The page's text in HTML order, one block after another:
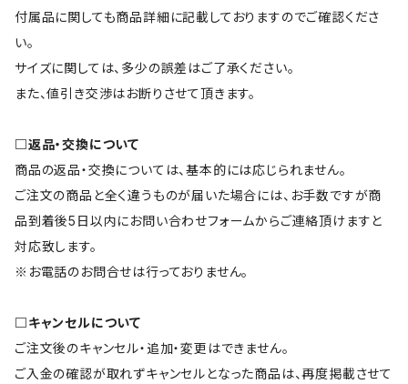
付属品に関しても商品詳細に記載しておりますのでご確認くださ
い。
サイズに関しては、多少の誤差はご了承ください。
また、値引き交渉はお断りさせて頂きます。
□返品・交換について
商品の返品・交換については、基本的には応じられません。
ご注文の商品と全く違うものが届いた場合には、お手数ですが商
品到着後5日以内にお問い合わせフォームからご連絡頂けますと
対応致します。
※お電話のお問合せは行っておりません。
□キャンセルについて
ご注文後のキャンセル・追加・変更はできません。
ご入金の確認が取れずキャンセルとなった商品は、再度掲載させて